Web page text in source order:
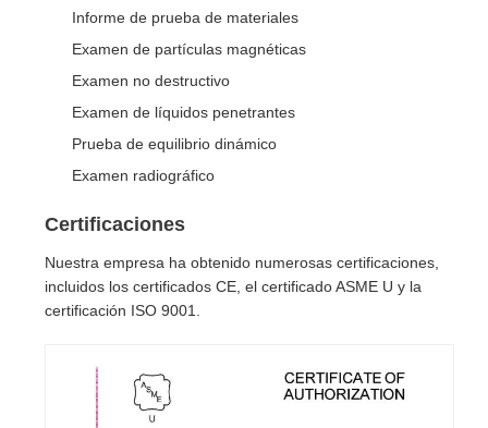
Informe de prueba de materiales
Examen de partículas magnéticas
Examen no destructivo
Examen de líquidos penetrantes
Prueba de equilibrio dinámico
Examen radiográfico
Certificaciones
Nuestra empresa ha obtenido numerosas certificaciones,
incluidos los certificados CE, el certificado ASME U y la
certificación ISO 9001.